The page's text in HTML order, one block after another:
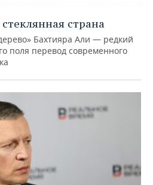
страна
Бахтияра Али — редкий
поля перевод современного